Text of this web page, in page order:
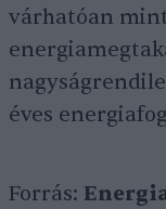
várhatóan
éves
Forrás: